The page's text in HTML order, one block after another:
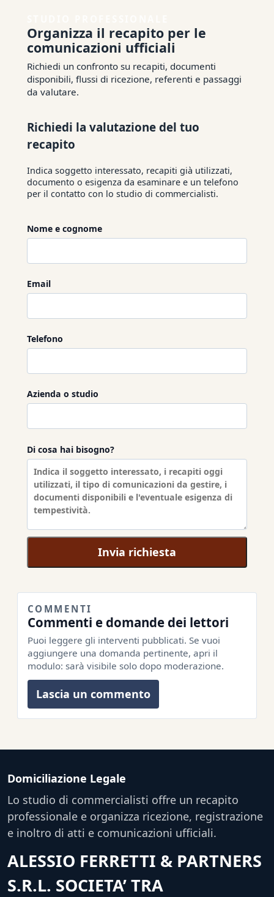
Organizza il recapito per le
comunicazioni ufficiali
Richiedi un confronto su recapiti, documenti
disponibili, flussi di ricezione, referenti e passaggi
da valutare.
Richiedi la valutazione del tuo
recapito
Indica soggetto interessato, recapiti già utilizzati,
documento o esigenza da esaminare e un telefono
per il contatto con lo studio di commercialisti.
Nome e cognome
Email
Telefono
Azienda o studio
Di cosa hai bisogno?
Invia richiesta
COMMENTI
Commenti e domande dei lettori
Puoi leggere gli interventi pubblicati. Se vuoi
aggiungere una domanda pertinente, apri il
modulo: sarà visibile solo dopo moderazione.
Lascia un commento
Domiciliazione Legale
Lo studio di commercialisti offre un recapito
professionale e organizza ricezione, registrazione
e inoltro di atti e comunicazioni ufficiali.
ALESSIO FERRETTI & PARTNERS
S.R.L. SOCIETA’ TRA